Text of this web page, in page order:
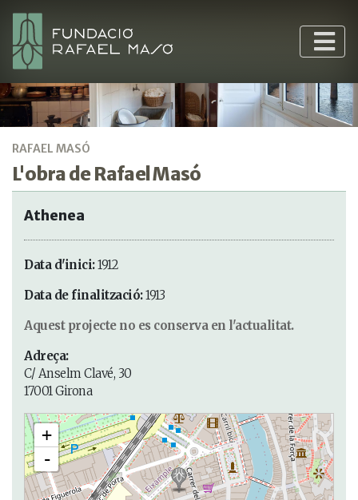
RAFAEL MASÓ
L'obra de Rafael Masó
Athenea
Data d'inici:1912
Data de finalització:1913
Aquest projecte no es conserva en l'actualitat.
Adreça:
C/ Anselm Clavé, 30
17001 Girona
+
-